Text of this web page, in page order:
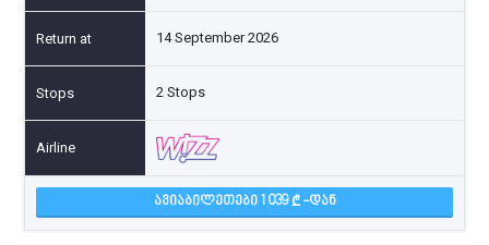
14 September 2026
2 Stops
ᲐᲕᲘᲐᲑᲘᲚᲔᲗᲔᲑᲘ 1 039 -ᲓᲐᲜ